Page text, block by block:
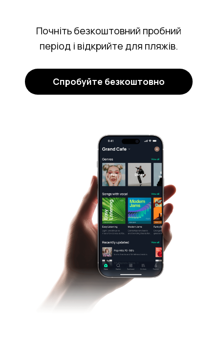
Почніть безкоштовний пробний
період і відкрийте для пляжів.
Спробуйте безкоштовно